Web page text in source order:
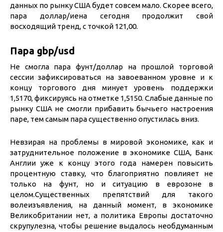
данных по рынку США будет совсем мало. Скорее всего,
пара доллар/иена сегодня продолжит свой
восходящий тренд, с точкой 121,00.
Пара gbp/usd
Не смогла пара фунт/доллар на прошлой торговой
сессии зафиксироваться на завоеванном уровне и к
концу торгового дня минует уровень поддержки
1,5170, фиксируясь на отметке 1,5150. Слабые данные по
рынку США не смогли прибавить бычьего настроения
паре, тем самым пара существенно опустилась вниз.
Невзирая на проблемы в мировой экономике, как и
затруднительное положение в экономике США, Банк
Англии уже к концу этого года намерен повысить
процентную ставку, что благоприятно повлияет не
только на фунт, но и ситуацию в еврозоне в
целом.Существенных препятствий для такого
волеизъявления, на данный момент, в экономике
Великобритании нет, а политика Европы достаточно
скрупулезна, чтобы решение выдалось необдуманным